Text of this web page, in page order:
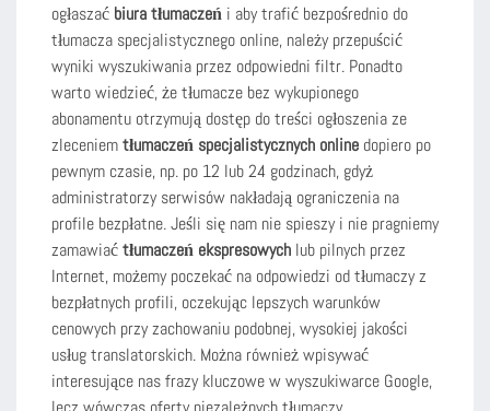
ogłaszać biura tłumaczeń i aby trafić bezpośrednio do
tłumacza specjalistycznego online, należy przepuścić
wyniki wyszukiwania przez odpowiedni filtr. Ponadto
warto wiedzieć, że tłumacze bez wykupionego
abonamentu otrzymują dostęp do treści ogłoszenia ze
zleceniemtłumaczeń specjalistycznych online dopiero po
pewnym czasie, np. po 12 lub 24 godzinach, gdyż
administratorzy serwisów nakładają ograniczenia na
profile bezpłatne. Jeśli się nam nie spieszy i nie pragniemy
zamawiaćtłumaczeń ekspresowych lub pilnych przez
Internet, możemy poczekać na odpowiedzi od tłumaczy z
bezpłatnych profili, oczekując lepszych warunków
cenowych przy zachowaniu podobnej, wysokiej jakości
usług translatorskich. Można również wpisywać
interesujące nas frazy kluczowe w wyszukiwarce Google,